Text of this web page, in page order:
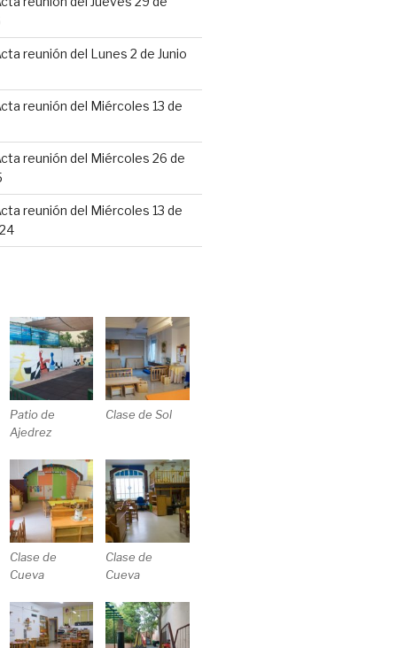
reunión del Lunes 2 de Junio
reunión del Miércoles 13 de
reunión del Miércoles 26 de
reunión del Miércoles 13 de
Patio de
Ajedrez
Clase de Sol
Clase de
Cueva
Clase de
Cueva